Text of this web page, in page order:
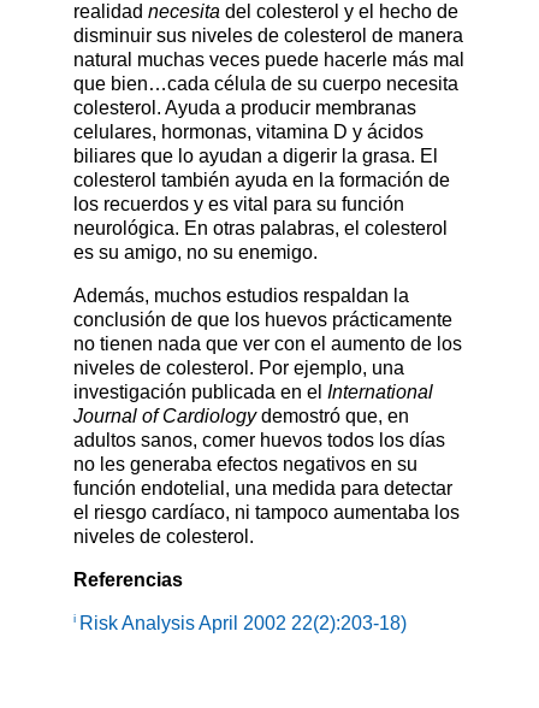
realidad necesita del colesterol y el hecho de
disminuir sus niveles de colesterol de manera
natural muchas veces puede hacerle más mal
que bien…cada célula de su cuerpo necesita
colesterol. Ayuda a producir membranas
celulares, hormonas, vitamina D y ácidos
biliares que lo ayudan a digerir la grasa. El
colesterol también ayuda en la formación de
los recuerdos y es vital para su función
neurológica. En otras palabras, el colesterol
es su amigo, no su enemigo.
Además, muchos estudios respaldan la
conclusión de que los huevos prácticamente
no tienen nada que ver con el aumento de los
niveles de colesterol. Por ejemplo, una
investigación publicada en el International
Journal of Cardiology demostró que, en
adultos sanos, comer huevos todos los días
no les generaba efectos negativos en su
función endotelial, una medida para detectar
el riesgo cardíaco, ni tampoco aumentaba los
niveles de colesterol.
Referencias
i Risk Analysis April 2002 22(2):203-18)